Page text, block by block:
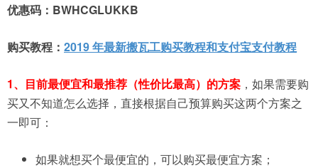
优惠码：BWHCGLUKKB
购买教程： 2019 年最新搬瓦工购买教程和支付宝支付教程
1、 目前最便宜和最推荐（性价比最高）的方案 ，如果需要购
买又不知道怎么选择，直接根据自己预算购买这两个方案之
一即可：
如果就想买个最便宜的，可以购买最便宜方案；